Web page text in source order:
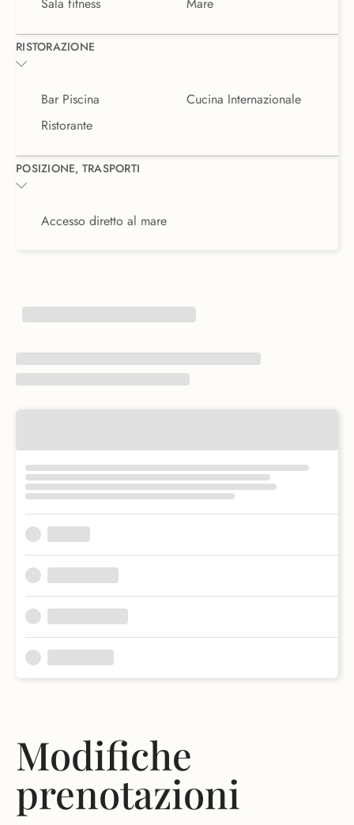
Sala fitness Mare
RISTORAZIONE
Bar Piscina
Cucina Internazionale
Ristorante
POSIZIONE, TRASPORTI
Accesso diretto al mare
Modifiche
prenotazioni